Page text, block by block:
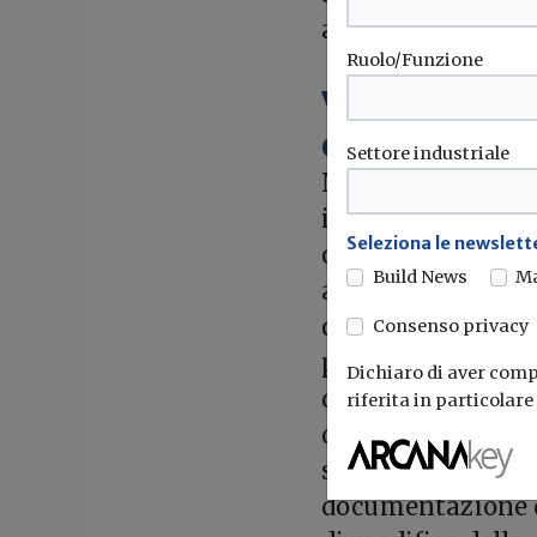
alimentati ad
Visto di
Nel merito,
intervenute a
obbligo di
abilitati della
detraibili –
particolare, con
detrazione,
senza modifiche,
Ruolo/Funzione
Settore industriale
Seleziona le
Build News
Consenso privacy
Dichiaro di aver
riferita in particolare